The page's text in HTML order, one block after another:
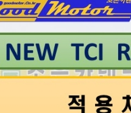
산차 정비상담
쌍둥이
년.09.27
미리 교체해야 한다고 해서